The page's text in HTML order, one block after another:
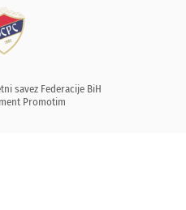
savez Federacije BiH
Promotim